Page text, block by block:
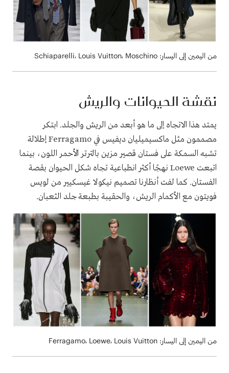
من اليمين إلى اليسار: Schiaparelli، Louis Vuitton، Moschino
نقشة الحيوانات والريش
يمتد هذا الاتجاه إلى ما هو أبعد من الريش والجلد. ابتكر
مصممون مثل ماكسيميليان ديفيس في Ferragamo إطلالة
تشبه السمكة على فستان قصير مزين بالترتر الأحمر اللون، بينما
اتبعت Loewe نهجًا أكثر انطباعية تجاه شكل الحيوان بقصة
الفستان. كما لفت أنظارنا تصميم نيكولا غيسكيير من لويس
فويتون مع الأكمام الريش، والحقيبة بطبعة جلد الثعبان.
من اليمين إلى اليسار: Ferragamo، Loewe، Louis Vuitton